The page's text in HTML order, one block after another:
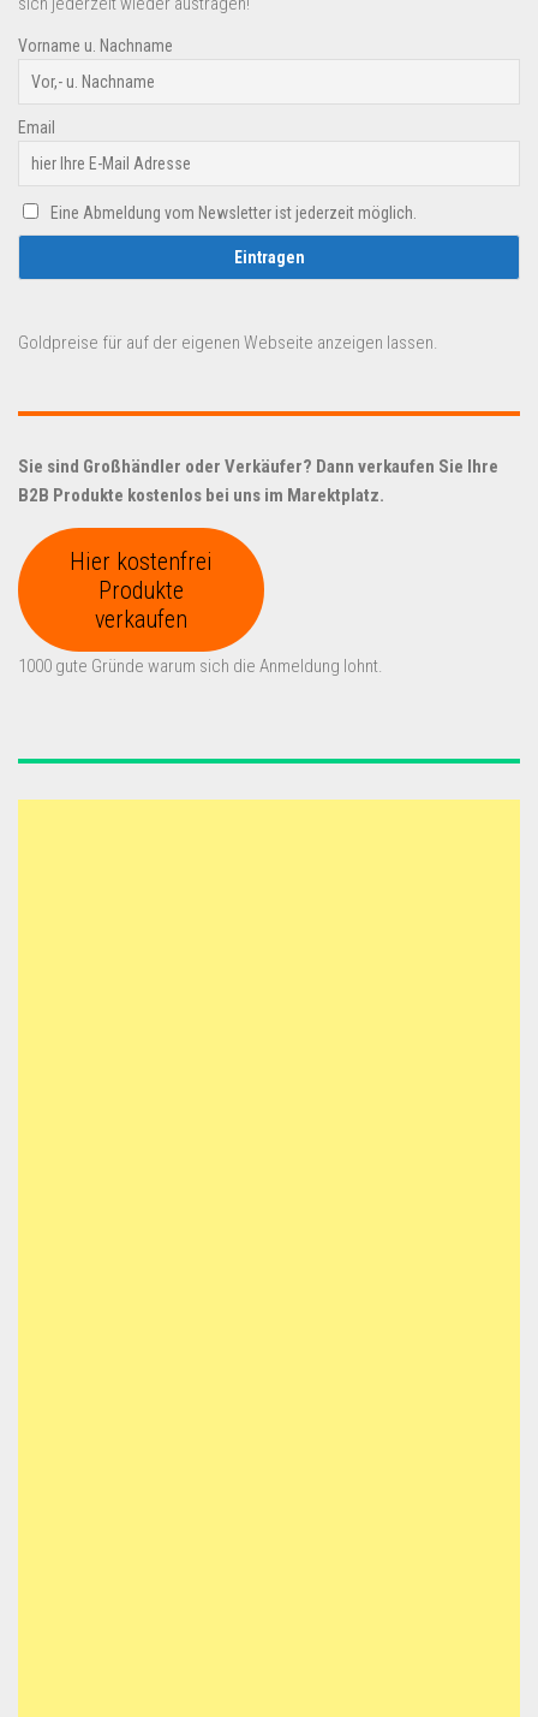
Vorname u. Nachname
Email
Eine Abmeldung vom Newsletter ist jederzeit möglich.
Goldpreise für auf der eigenen Webseite anzeigen lassen.
Sie sind Großhändler oder Verkäufer? Dann verkaufen Sie Ihre
B2B Produkte kostenlos bei uns im Marektplatz.
Hier kostenfrei
Produkte
verkaufen
1000 gute Gründe warum sich die Anmeldung lohnt.